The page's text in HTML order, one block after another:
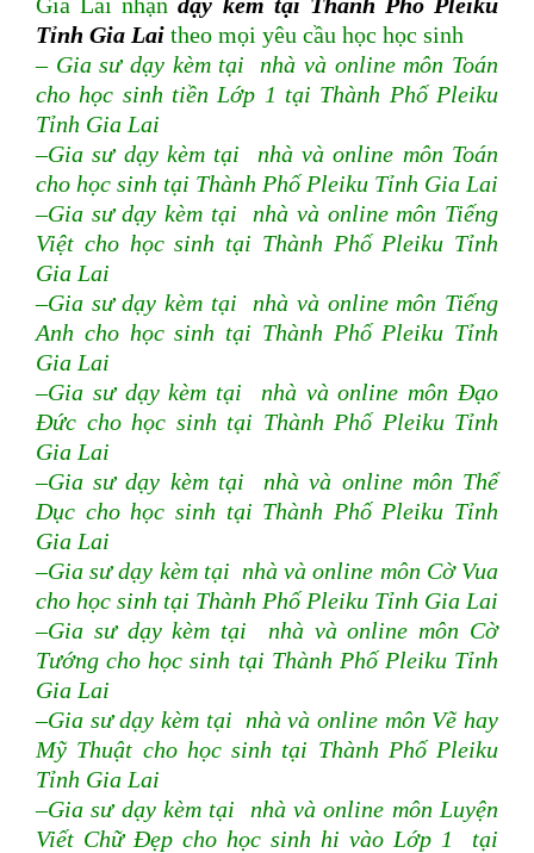
Gia Lai nhậndạy kèm tại Thành Phố Pleiku
Tỉnh Gia Lai theo mọi yêu cầu học học sinh
– Gia sư dạy kèm tại nhà và online môn Toán
cho học sinh tiền Lớp 1 tại Thành Phố Pleiku
Tỉnh Gia Lai
–Gia sư dạy kèm tại nhà và online môn Toán
cho học sinh tại Thành Phố Pleiku Tỉnh Gia Lai
–Gia sư dạy kèm tại nhà và online môn Tiếng
Việt cho học sinh tại Thành Phố Pleiku Tỉnh
Gia Lai
–Gia sư dạy kèm tại nhà và online môn Tiếng
Anh cho học sinh tại Thành Phố Pleiku Tỉnh
Gia Lai
–Gia sư dạy kèm tại nhà và online môn Đạo
Đức cho học sinh tại Thành Phố Pleiku Tỉnh
Gia Lai
–Gia sư dạy kèm tại nhà và online môn Thể
Dục cho học sinh tại Thành Phố Pleiku Tỉnh
Gia Lai
–Gia sư dạy kèm tại nhà và online môn Cờ Vua
cho học sinh tại Thành Phố Pleiku Tỉnh Gia Lai
–Gia sư dạy kèm tại nhà và online môn Cờ
Tướng cho học sinh tại Thành Phố Pleiku Tỉnh
Gia Lai
–Gia sư dạy kèm tại nhà và online môn Vẽ hay
Mỹ Thuật cho học sinh tại Thành Phố Pleiku
Tỉnh Gia Lai
–Gia sư dạy kèm tại nhà và online môn Luyện
Viết Chữ Đẹp cho học sinh hi vào Lớp 1 tại